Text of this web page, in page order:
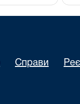
Справи